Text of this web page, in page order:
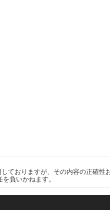
ておりますが、その内容の正確
負いかねます。